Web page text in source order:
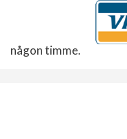
någon timme.